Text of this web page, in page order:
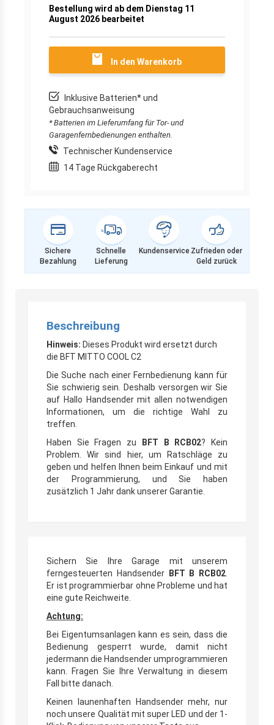
Bestellung wird ab dem Dienstag 11
August 2026 bearbeitet
In den Warenkorb
Inklusive Batterien* und
Gebrauchsanweisung
* Batterien im Lieferumfang für Tor- und
Garagenfernbedienungen enthalten.
Technischer Kundenservice
14 Tage Rückgaberecht
Sichere
Bezahlung
Schnelle
Lieferung
Kundenservice Zufrieden oder
Geld zurück
Beschreibung
Hinweis: Dieses Produkt wird ersetzt durch
die BFT MITTO COOL C2
Die Suche nach einer Fernbedienung kann für
Sie schwierig sein. Deshalb versorgen wir Sie
auf Hallo Handsender mit allen notwendigen
Informationen, um die richtige Wahl zu
treffen.
Haben Sie Fragen zu BFT B RCB02? Kein
Problem. Wir sind hier, um Ratschläge zu
geben und helfen Ihnen beim Einkauf und mit
der Programmierung, und Sie haben
zusätzlich 1 Jahr dank unserer Garantie.
Sichern Sie Ihre Garage mit unserem
ferngesteuerten Handsender BFT B RCB02
Er ist programmierbar ohne Probleme und hat
eine gute Reichweite.
Achtung:
Bei Eigentumsanlagen kann es sein, dass die
Bedienung gesperrt wurde, damit nicht
jedermann die Handsender umprogrammieren
kann. Fragen Sie Ihre Verwaltung in diesem
Fall bitte danach.
Keinen launenhaften Handsender mehr, nur
noch unsere Qualität mit super LED und der 1-